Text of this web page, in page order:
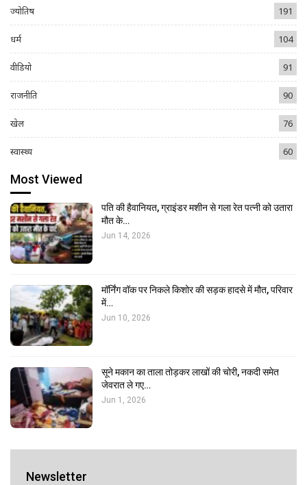
ज्योतिष 191
धर्म 104
वीडियो 91
राजनीति 90
खेल 76
स्वास्थ्य 60
Most Viewed
पति की हैवानियत, ग्राइंडर मशीन से गला रेत पत्नी को उतारा
मौत के…
Jun 14, 2026
मॉर्निंग वॉक पर निकले किशोर की सड़क हादसे में मौत, परिवार
में…
Jun 10, 2026
सूने मकान का ताला तोड़कर लाखों की चोरी, नकदी समेत
जेवरात ले गए…
Jun 1, 2026
Newsletter